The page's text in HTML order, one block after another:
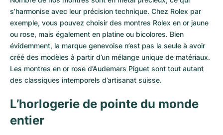
s’harmonise avec leur précision technique. Chez Rolex par
exemple, vous pouvez choisir des montres Rolex en or jaune
ou rose, mais également en platine ou bicolores. Bien
évidemment, la marque genevoise n’est pas la seule à avoir
créé des modèles à partir d’un mélange unique de matériaux.
Les montres en or rose d’Audemars Piguet sont tout autant
des classiques intemporels d’artisanat suisse.
L’horlogerie de pointe du monde
entier